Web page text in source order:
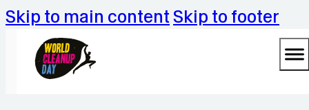
Skip to main content Skip to footer